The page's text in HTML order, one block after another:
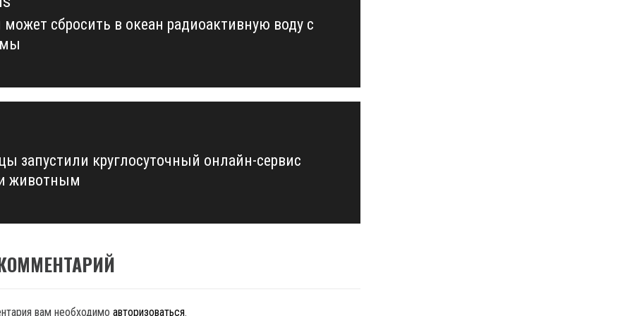
сбросить в океан радиоактивную воду с
запустили круглосуточный онлайн-сервис
животным
вам необходимо авторизоваться.